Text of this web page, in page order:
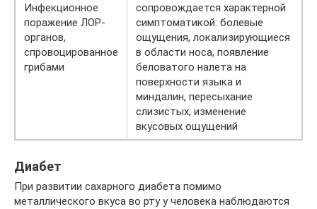
Инфекционное
поражение ЛОР-
органов,
спровоцированное
грибами
сопровождается характерной
симптоматикой: болевые
ощущения, локализирующиеся
в области носа, появление
беловатого налета на
поверхности языка и
миндалин, пересыхание
слизистых, изменение
вкусовых ощущений
Диабет
При развитии сахарного диабета помимо
металлического вкуса во рту у человека наблюдаются